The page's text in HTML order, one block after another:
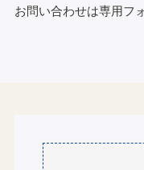
お問い合わせは専用フ